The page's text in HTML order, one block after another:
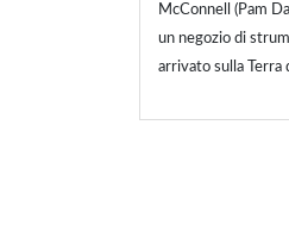
McConnell (Pam
un negozio di
arrivato sulla Terra